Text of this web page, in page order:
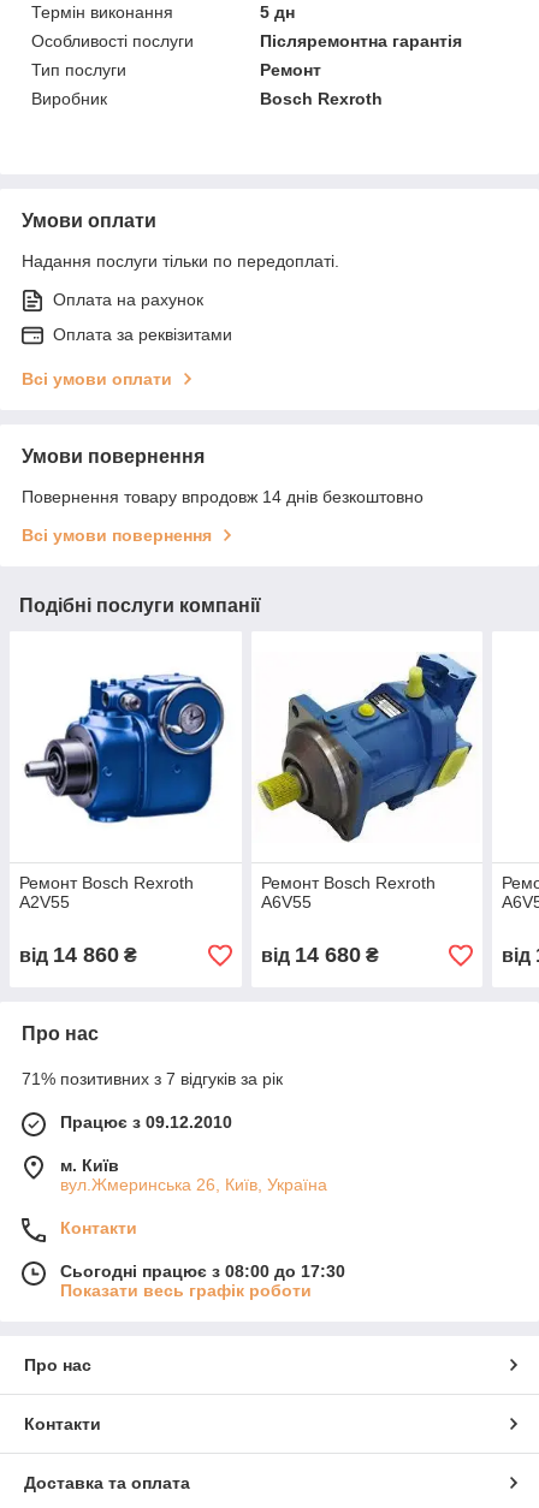
Термін виконання
5 дн
Особливості послуги
Післяремонтна гарантія
Тип послуги
Ремонт
Виробник
Bosch Rexroth
Умови оплати
Надання послуги тільки по передоплаті.
Оплата на рахунок
Оплата за реквізитами
Всі умови оплати
Умови повернення
Повернення товару впродовж 14 днів безкоштовно
Всі умови повернення
Подібні послуги компанії
Ремонт Bosch Rexroth
A2V55
від 14 860 ₴
Ремонт Bosch Rexroth
A6V55
від 14 680₴ від
Про нас
71% позитивних з 7 відгуків за рік
Працює з 09.12.2010
м. Київ
вул.Жмеринська 26, Київ, Україна
Контакти
Сьогодні працює з 08:00 до 17:30
Показати весь графік роботи
Про нас
Контакти
Доставка та оплата